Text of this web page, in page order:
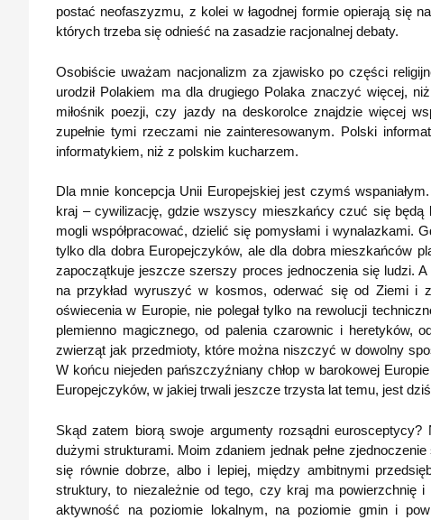
postać neofaszyzmu, z kolei w łagodnej formie opierają się
których trzeba się odnieść na zasadzie racjonalnej debaty.
Osobiście uważam nacjonalizm za zjawisko po części
urodził Polakiem ma dla drugiego Polaka znaczyć więcej,
miłośnik poezji, czy jazdy na deskorolce znajdzie więcej
zupełnie tymi rzeczami nie zainteresowanym. Polski
informatykiem, niż z polskim kucharzem.
Dla mnie koncepcja Unii Europejskiej jest czymś
kraj – cywilizację, gdzie wszyscy mieszkańcy czuć się
mogli współpracować, dzielić się pomysłami i wynalazkami.
tylko dla dobra Europejczyków, ale dla dobra mieszkańców
zapoczątkuje jeszcze szerszy proces jednoczenia się ludzi.
na przykład wyruszyć w kosmos, oderwać się od Ziemi
oświecenia w Europie, nie polegał tylko na rewolucji
plemienno magicznego, od palenia czarownic i heretyków,
zwierząt jak przedmioty, które można niszczyć w dowolny
W końcu niejeden pańszczyźniany chłop w barokowej
Europejczyków, w jakiej trwali jeszcze trzysta lat temu, jest
Skąd zatem biorą swoje argumenty rozsądni
dużymi strukturami. Moim zdaniem jednak pełne
się równie dobrze, albo i lepiej, między ambitnymi
struktury, to niezależnie od tego, czy kraj ma
aktywność na poziomie lokalnym, na poziomie gmin i